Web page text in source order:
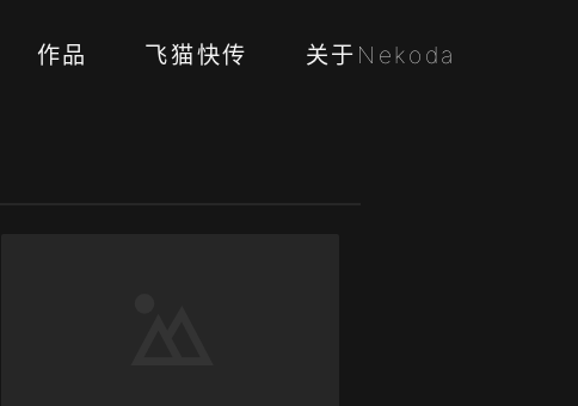
作品 飞猫快传 关于Nekoda